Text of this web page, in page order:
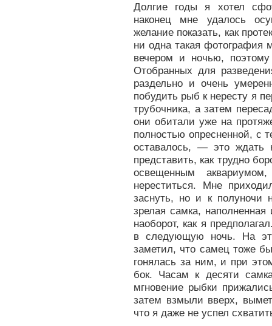
Долгие годы я хотел
наконец мне удалось
желание показать, как
ни одна такая фотография
вечером и ночью,
Отобранных для
раздельно и очень
побудить рыб к нересту я
трубочника, а затем
они обитали уже на
полностью опресненной, с
оставалось, — это ждать
представить, как трудно
освещенным
нереститься. Мне
заснуть, но и к полуночи
зрелая самка,
наоборот, как я
в следующую ночь. На
заметил, что самец тоже
гонялась за ним, и при
бок. Часам к десяти
мгновение рыбки
затем взмыли вверх,
что я даже не успел